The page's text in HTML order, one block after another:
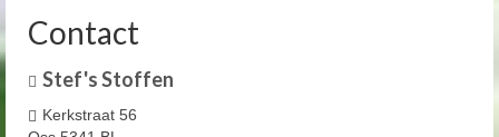
Contact
Stef's Stoffen
Kerkstraat 56